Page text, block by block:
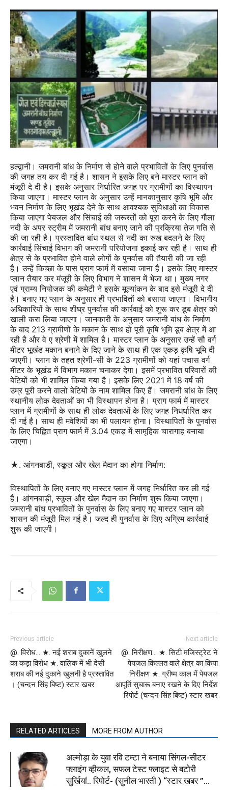
हल्द्वानी। जमरानी बांध के निर्माण से होने वाले प्रभावितों के लिए पुनर्वास
की जगह तय कर दी गई है। शासन ने इसके लिए बने मास्टर प्लान को
मंजूरी दे दी है। इसके अनुसार निर्धारित जगह पर ग्रामीणों का विस्थापन
किया जाएगा। मास्टर प्लान के अनुसार उन्हें मानकानुसार कृषि भूमि और
भवन निर्माण के लिए भूखंड देने के साथ आवश्यक सुविधाओं का विकास
किया जाएगा पेयजल और सिंचाई की जरूरतों को पूरा करने के लिए गौला
नदी के अपर स्ट्रीम में जमरानी बांध बनाए जाने की प्रक्रिया तेज गति से
की जा रही है। प्रस्तावित बांध स्थल से नदी का रुख बदलने के लिए
कार्रवाई सिंचाई विभाग की जमरानी परियोजना इकाई कर रही है। साथ ही
क्षेत्र से के प्रभावित होने वाले लोगों के पुनर्वास की तैयारी की जा रही
है। उन्हें किच्छा के पास प्राग फार्म में बसाया जाना है। इसके लिए मास्टर
प्लान तैयार कर मंजूरी के लिए विभाग ने शासन में भेजा था। मुख्य नगर
एवं ग्राम्य नियोजक की कमेटी ने इसके मूल्यांकन के बाद इसे मंजूरी दे दी
है। बनाए गए प्लान के अनुसार ही प्रभावितों को बसाया जाएगा। विभागीय
अधिकारियों के साथ शीघ्र पुनर्वास की कार्रवाई को शुरू कर डूब क्षेत्र को
खाली करा लिया जाएगा। जानकारी के अनुसार जमरानी बांध के निर्माण
के बाद 213 ग्रामीणों के मकान के साथ हो पूरी कृषि भूमि डूब क्षेत्र में आ
रही है और वे ए श्रेणी में शामिल है। मास्टर प्लान के अनुसार उन्हें सौ वर्ग
मीटर भूखंड मकान बनाने के दिए जाने के साथ ही एक एकड़ कृषि भूमि दी
जाएगी। प्लान के तहत श्रेणी-सी के 223 ग्रामीणों को यहां पचास वर्ग
मीटर के भूखंड में विभाग मकान चनाकर देगा। इसमें प्रभावित परिवारों की
बेटियों को भी शामिल किया गया है। इसके लिए 2021 में 18 वर्ष की
उम्र पूरी करने वालो बेटियों के नाम शामिल किए हैं। जमरानी बांध के लिए
स्थानीय लोक देवताओं का भी विस्थापन होना है। प्राग फार्म में मास्टर
प्लान में ग्रामीणों के साथ ही लोक देवताओं के लिए जगह निधर्धारित कर
दी गई है। साथ ही मवेशियों का भी पलायन होना। विस्थापितों के पुनर्वास
के लिए चिह्नित प्राग फार्म में 3.04 एकड़ में सामूहिक चारागाह बनाया
जाएगा।
★. आंगनबाडी, स्कूल और खेल मैदान का होगा निर्माण:
विस्थापितों के लिए बनाए गए मास्टर प्लान में जगह निर्धारित कर ली गई
है। आंगनबाड़ी, स्कूल और खेल मैदान का निर्माण शुरू किया जाएगा।
जमरानी बांध प्रभावितों के पुनर्वास के लिए बनाए गए मास्टर प्लान को
शासन की मंजूरी मिल गई है। जल्द ही पुनर्वास के लिए अग्रिम कार्रवाई
शुरू की जाएगी।
Previous article
@. विरोध… ★. नई शराब दुकानें खुलने
का कड़ा विरोध ★. वालिक में भी देसी
शराब की नई दुकाने खुलनी है प्रस्तावित
। (चन्दन सिंह बिष्ट) स्टार खबर
Next article
@. निरीक्षण… ★. सिटी मजिस्ट्रेट ने
पेयजल किल्लत वाले क्षेत्र का किया
निरीक्षण ★. ग्रीष्म काल में पेयजल
आपूर्ति सुचारू बनाए रखने के दिए निर्देश
रिपोर्ट (चन्दन सिंह बिष्ट) स्टार खबर
RELATED ARTICLES MORE FROM AUTHOR
अल्मोड़ा के युवा रवि टम्टा ने बनाया सिंगल-सीटर
फ्लाइंग व्हीकल, सफल टेस्ट फ्लाइट से बटोरी
सुर्खियां.. रिपोर्ट- (सुनील भारती ) “स्टार खबर ”...